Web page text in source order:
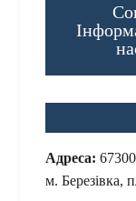
Адреса:
м. Березівка,